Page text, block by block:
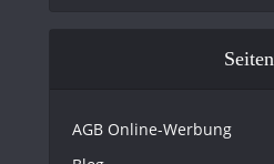
Seiten
AGB Online-Werbung